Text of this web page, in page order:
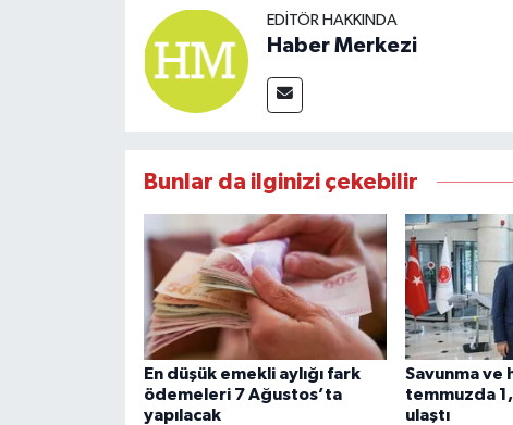
EDITÖR HAKKINDA
Haber Merkezi
Bunlar da ilginizi çekebilir
En düşük emekli aylığı fark
ödemeleri 7 Ağustos’ta
yapılacak
Savunma ve
temmuzda
ulaştı